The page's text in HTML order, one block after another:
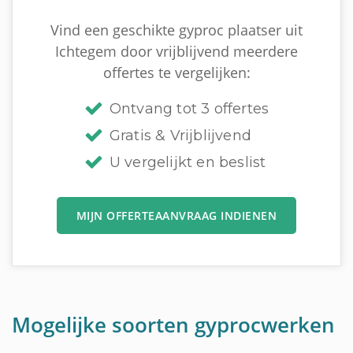
Vind een geschikte gyproc plaatser uit
Ichtegem door vrijblijvend meerdere
offertes te vergelijken:
Ontvang tot 3 offertes
Gratis & Vrijblijvend
U vergelijkt en beslist
MIJN OFFERTEAANVRAAG INDIENEN
Mogelijke soorten gyprocwerken